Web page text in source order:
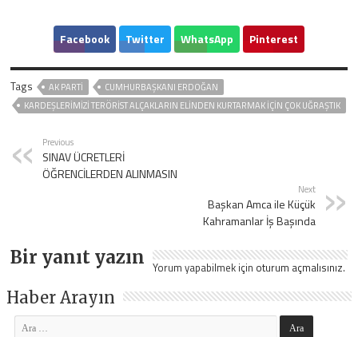
Facebook Twitter WhatsApp Pinterest
Tags AK PARTİ
CUMHURBAŞKANI ERDOĞAN
KARDEŞLERİMİZİ TERÖRİST ALÇAKLARIN ELİNDEN KURTARMAK İÇİN ÇOK UĞRAŞTIK
Previous
SINAV ÜCRETLERİ
ÖĞRENCİLERDEN ALINMASIN
Next
Başkan Amca ile Küçük
Kahramanlar İş Başında
Bir yanıt yazın Yorum yapabilmek için oturum açmalısınız.
Haber Arayın